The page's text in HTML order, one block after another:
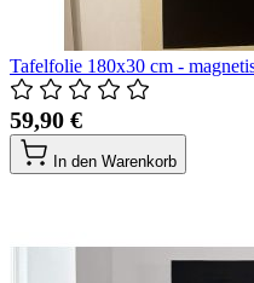
Tafelfolie 180x30 cm -
59,90 €
In den Warenkorb